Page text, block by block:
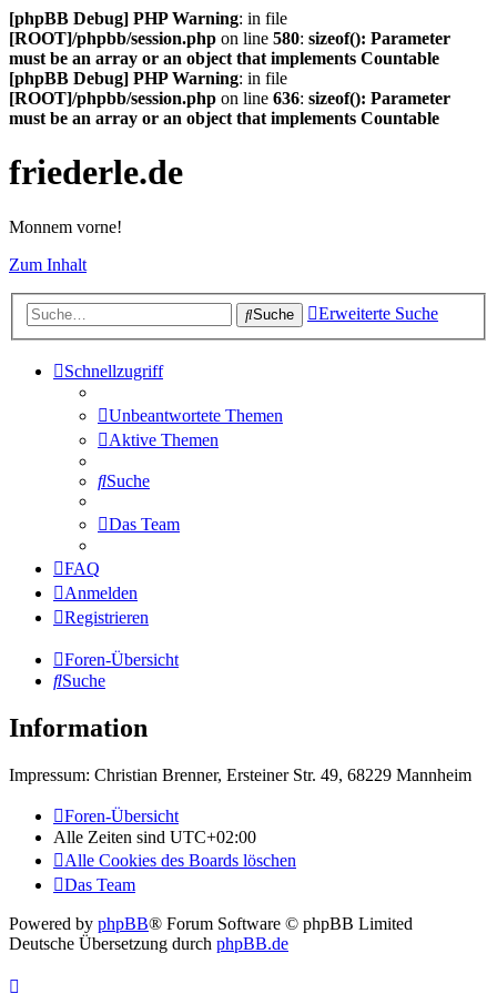
[phpBB Debug] PHP Warning: in file
[ROOT]/phpbb/session.php on line 580: sizeof(): Parameter
must be an array or an object that implements Countable
[phpBB Debug] PHP Warning: in file
[ROOT]/phpbb/session.php on line 636: sizeof(): Parameter
must be an array or an object that implements Countable
friederle.de
Monnem vorne!
Zum Inhalt
Suche Erweiterte Suche
Schnellzugriff
Unbeantwortete Themen
Aktive Themen
Suche
Das Team
FAQ
Anmelden
Registrieren
Foren-Übersicht
Suche
Information
Impressum: Christian Brenner, Ersteiner Str. 49, 68229 Mannheim
Foren-Übersicht
Alle Zeiten sind UTC+02:00
Alle Cookies des Boards löschen
Das Team
Powered by phpBB® Forum Software © phpBB Limited
Deutsche Übersetzung durch phpBB.de